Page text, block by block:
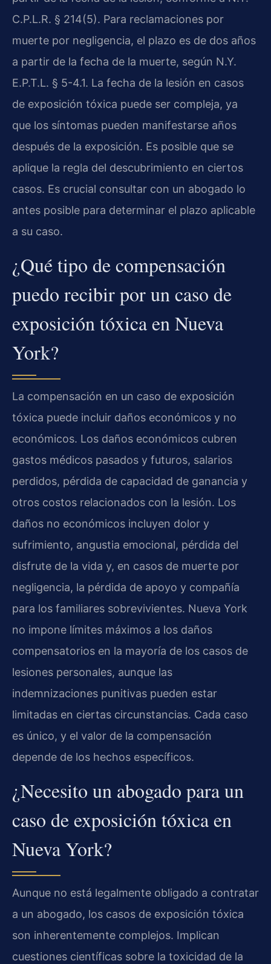
C.P.L.R. § 214(5). Para reclamaciones por
muerte por negligencia, el plazo es de dos años
a partir de la fecha de la muerte, según N.Y.
E.P.T.L. § 5-4.1. La fecha de la lesión en casos
de exposición tóxica puede ser compleja, ya
que los síntomas pueden manifestarse años
después de la exposición. Es posible que se
aplique la regla del descubrimiento en ciertos
casos. Es crucial consultar con un abogado lo
antes posible para determinar el plazo aplicable
a su caso.
¿Qué tipo de compensación
puedo recibir por un caso de
exposición tóxica en Nueva
York?
La compensación en un caso de exposición
tóxica puede incluir daños económicos y no
económicos. Los daños económicos cubren
gastos médicos pasados y futuros, salarios
perdidos, pérdida de capacidad de ganancia y
otros costos relacionados con la lesión. Los
daños no económicos incluyen dolor y
sufrimiento, angustia emocional, pérdida del
disfrute de la vida y, en casos de muerte por
negligencia, la pérdida de apoyo y compañía
para los familiares sobrevivientes. Nueva York
no impone límites máximos a los daños
compensatorios en la mayoría de los casos de
lesiones personales, aunque las
indemnizaciones punitivas pueden estar
limitadas en ciertas circunstancias. Cada caso
es único, y el valor de la compensación
depende de los hechos específicos.
¿Necesito un abogado para un
caso de exposición tóxica en
Nueva York?
Aunque no está legalmente obligado a contratar
a un abogado, los casos de exposición tóxica
son inherentemente complejos. Implican
cuestiones científicas sobre la toxicidad de la